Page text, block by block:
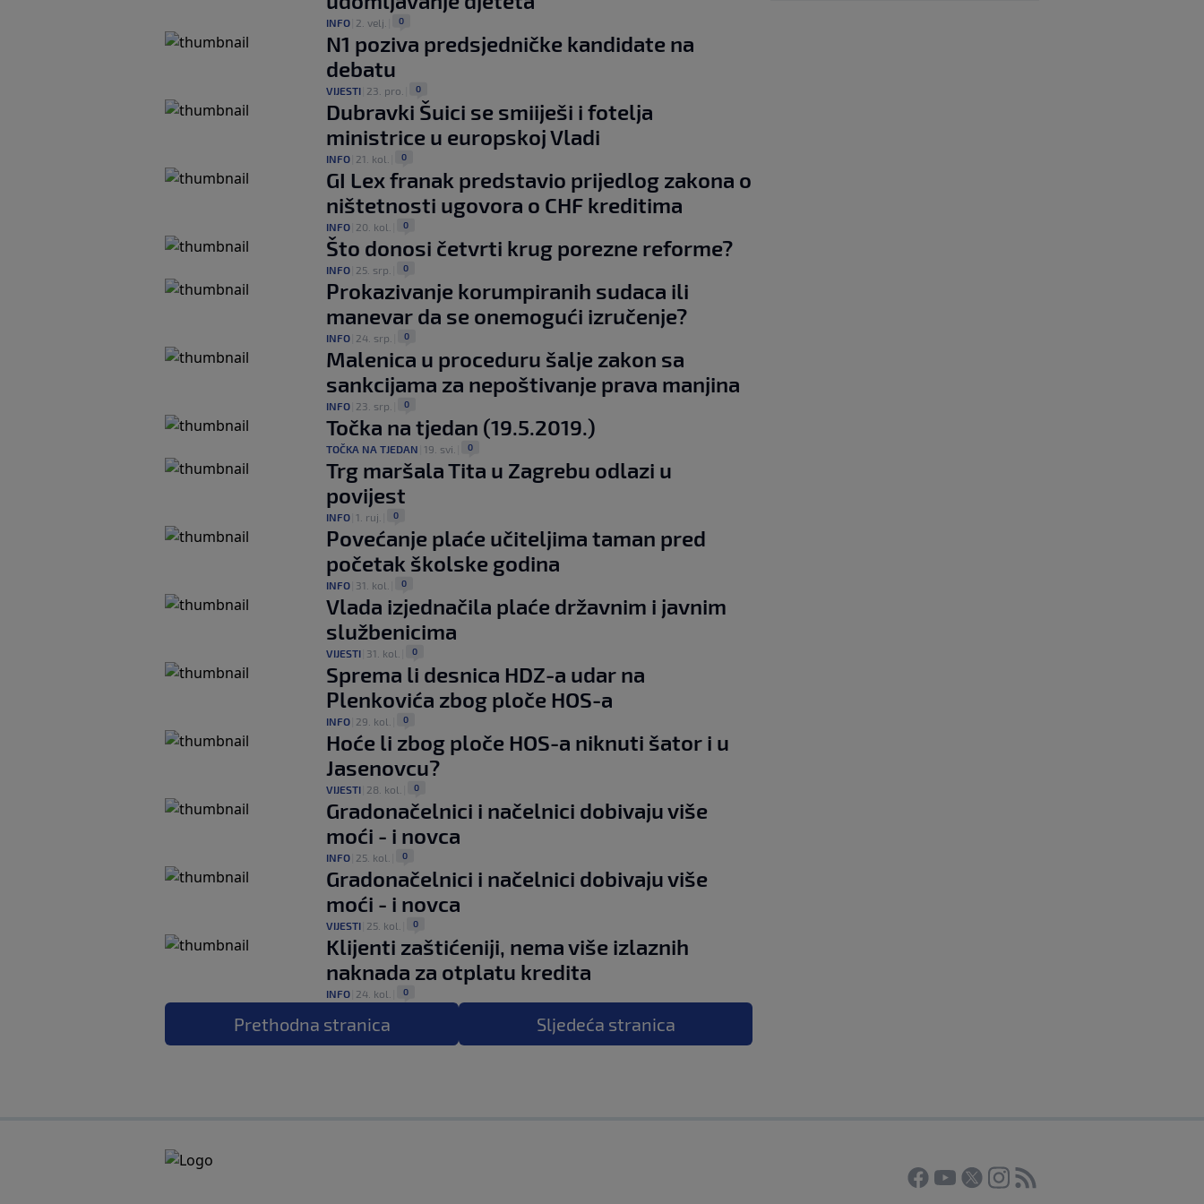
INFO 2. velj. 0
N1 poziva predsjedničke kandidate na
debatu
VIJESTI 23. pro. 0
Dubravki Šuici se smiiješi i fotelja
ministrice u europskoj Vladi
INFO 21. kol. 0
GI Lex franak predstavio prijedlog zakona o
ništetnosti ugovora o CHF kreditima
INFO 20. kol. 0
Što donosi četvrti krug porezne reforme?
INFO 25. srp. 0
Prokazivanje korumpiranih sudaca ili
manevar da se onemogući izručenje?
INFO 24. srp. 0
Malenica u proceduru šalje zakon sa
sankcijama za nepoštivanje prava manjina
INFO 23. srp. 0
Točka na tjedan (19.5.2019.)
TOČKA NA TJEDAN 19. svi. 0
Trg maršala Tita u Zagrebu odlazi u
povijest
INFO 1. ruj. 0
Povećanje plaće učiteljima taman pred
početak školske godina
INFO 31. kol. 0
Vlada izjednačila plaće državnim i javnim
službenicima
VIJESTI 31. kol. 0
Sprema li desnica HDZ-a udar na
Plenkovića zbog ploče HOS-a
INFO 29. kol. 0
Hoće li zbog ploče HOS-a niknuti šator i u
Jasenovcu?
VIJESTI 28. kol. 0
Gradonačelnici i načelnici dobivaju više
moći - i novca
INFO 25. kol. 0
Gradonačelnici i načelnici dobivaju više
moći - i novca
VIJESTI 25. kol. 0
Klijenti zaštićeniji, nema više izlaznih
naknada za otplatu kredita
INFO 24. kol. 0
Prethodna stranica Sljedeća stranica